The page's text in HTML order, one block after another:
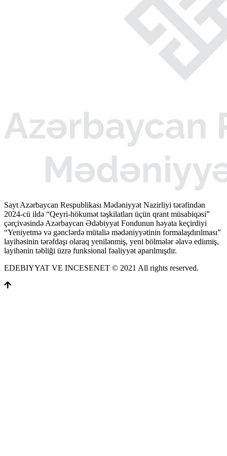
Sayt Azərbaycan Respublikası Mədəniyyət Nazirliyi tərəfindən
2024-cü ildə “Qeyri-hökumət təşkilatları üçün qrant müsabiqəsi”
çərçivəsində Azərbaycan Ədəbiyyat Fondunun həyata keçirdiyi
“Yeniyetmə və gənclərdə mütaliə mədəniyyətinin formalaşdırılması”
layihəsinin tərəfdaşı olaraq yenilənmiş, yeni bölmələr əlavə ediımiş,
layihənin təbliği üzrə funksional fəaliyyət aparılmışdır.
EDEBIYYAT VE INCESENET © 2021 All rights reserved.